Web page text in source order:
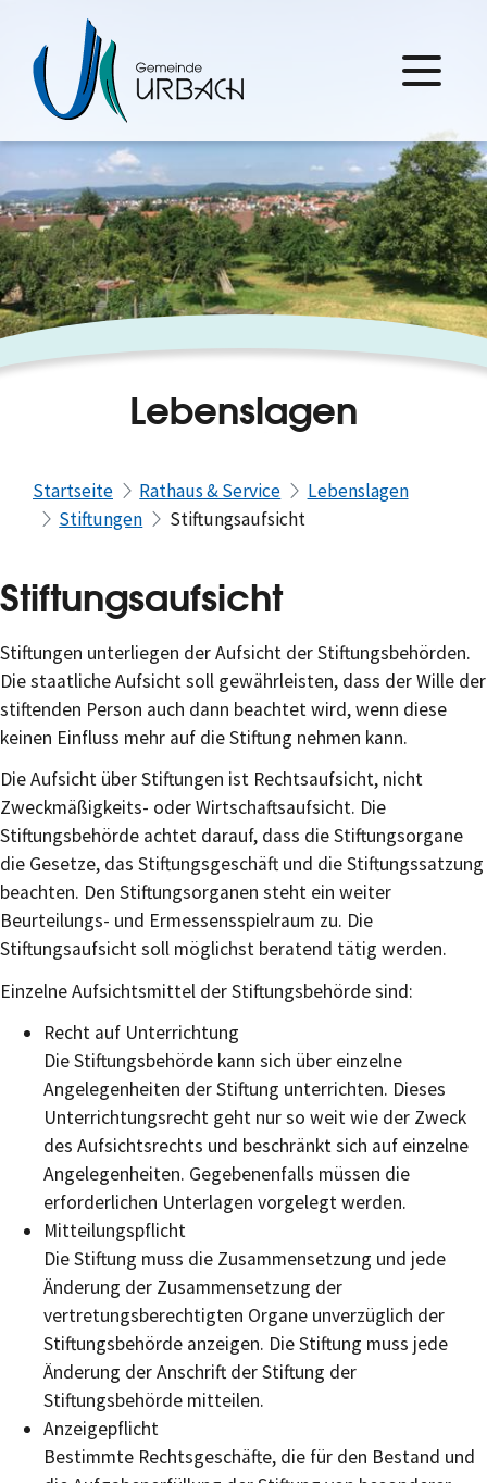
Lebenslagen
Startseite Rathaus & Service
Lebenslagen
Stiftungen
Stiftungsaufsicht
Stiftungsaufsicht
Stiftungen unterliegen der Aufsicht der Stiftungsbehörden.
Die staatliche Aufsicht soll gewährleisten, dass der Wille der
stiftenden Person auch dann beachtet wird, wenn diese
keinen Einfluss mehr auf die Stiftung nehmen kann.
Die Aufsicht über Stiftungen ist Rechtsaufsicht, nicht
Zweckmäßigkeits- oder Wirtschaftsaufsicht. Die
Stiftungsbehörde achtet darauf, dass die Stiftungsorgane
die Gesetze, das Stiftungsgeschäft und die Stiftungssatzung
beachten. Den Stiftungsorganen steht ein weiter
Beurteilungs- und Ermessensspielraum zu. Die
Stiftungsaufsicht soll möglichst beratend tätig werden.
Einzelne Aufsichtsmittel der Stiftungsbehörde sind:
Recht auf Unterrichtung
Die Stiftungsbehörde kann sich über einzelne
Angelegenheiten der Stiftung unterrichten. Dieses
Unterrichtungsrecht geht nur so weit wie der Zweck
des Aufsichtsrechts und beschränkt sich auf einzelne
Angelegenheiten. Gegebenenfalls müssen die
erforderlichen Unterlagen vorgelegt werden.
Mitteilungspflicht
Die Stiftung muss die Zusammensetzung und jede
Änderung der Zusammensetzung der
vertretungsberechtigten Organe unverzüglich der
Stiftungsbehörde anzeigen. Die Stiftung muss jede
Änderung der Anschrift der Stiftung der
Stiftungsbehörde mitteilen.
Anzeigepflicht
Bestimmte Rechtsgeschäfte, die für den Bestand und